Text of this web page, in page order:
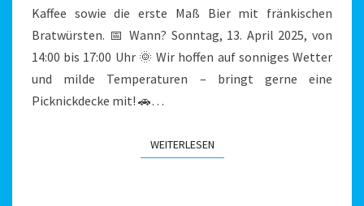
Kaffee sowie die erste Maß Bier mit fränkischen
Bratwürsten. 📅 Wann? Sonntag, 13. April 2025, von
14:00 bis 17:00 Uhr 🌞 Wir hoffen auf sonniges Wetter
und milde Temperaturen – bringt gerne eine
Picknickdecke mit! 🚗…
WEITERLESENWEITERLESEN